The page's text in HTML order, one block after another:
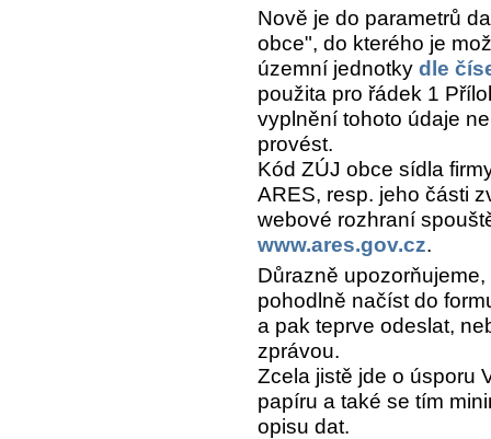
Nově je do parametrů
obce", do kterého je
územní jednotky dle
použita pro řádek 1
vyplnění tohoto údaje
provést.
Kód ZÚJ obce sídla
ARES, resp. jeho části
webové rozhraní
www.ares.gov.cz.
Důrazně
pohodlně načíst do
a pak teprve odeslat,
zprávou.
Zcela jistě jde o úsporu
papíru a také se tím
opisu dat.